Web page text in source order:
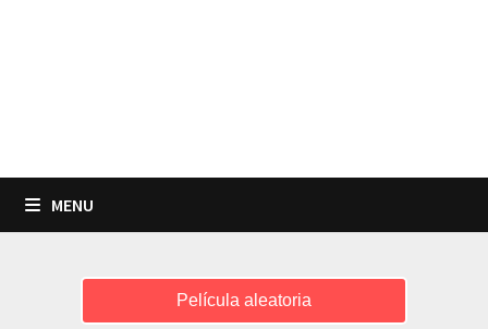
MENU
Película aleatoria